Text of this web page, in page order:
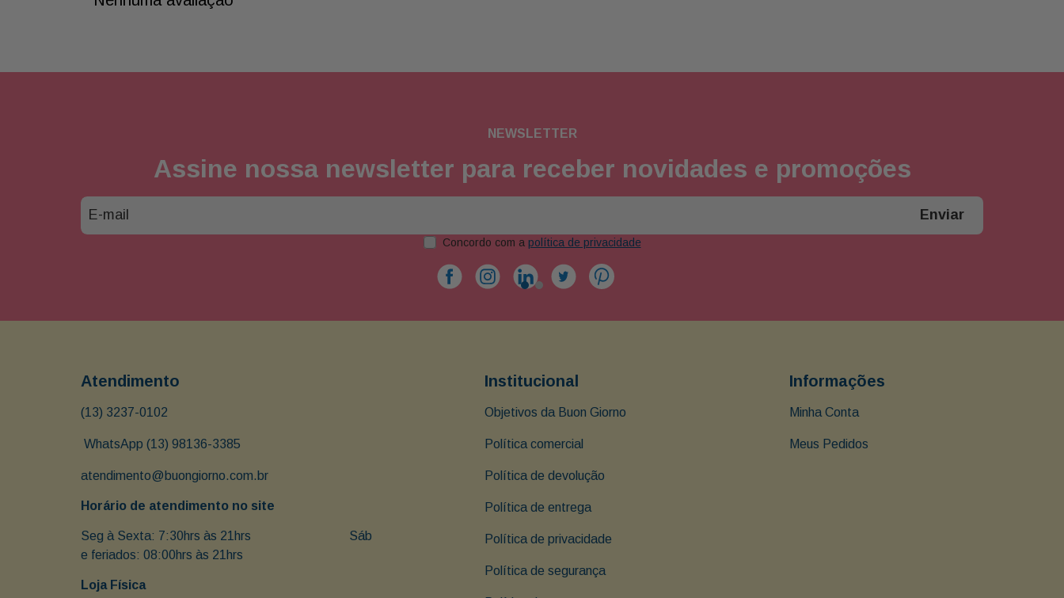
NEWSLETTER
Assine nossa newsletter para receber novidades e promoções
Enviar
Concordo com a política de privacidade
Atendimento
(13) 3237-0102
WhatsApp (13) 98136-3385
atendimento@buongiorno.com.br
Horário de atendimento no site
Seg à Sexta: 7:30hrs às 21hrs                               Sáb
e feriados: 08:00hrs às 21hrs
Loja Física
Institucional
Objetivos da Buon Giorno
Política comercial
Política de devolução
Política de entrega
Política de privacidade
Política de segurança
Informações
Minha Conta
Meus Pedidos